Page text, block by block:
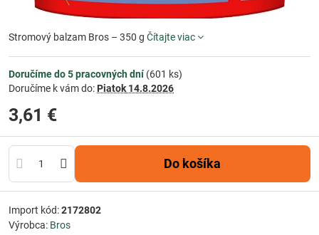
Stromový balzam Bros – 350 g Čítajte viac
Doručíme do 5 pracovných dní(601 ks)
Doručíme k vám do: Piatok 14.8.2026
3,61 €
Do košíka
Import kód:2172802
Výrobca: Bros